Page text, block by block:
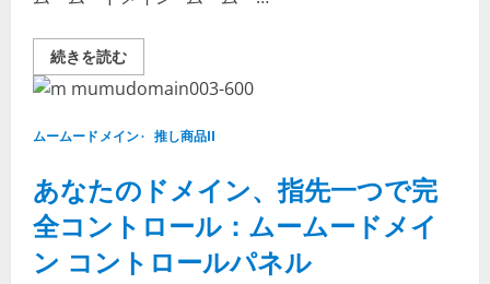
詳
し
く
読
ゼ
ン
ス
を
に
守
に
つ
て
詳
し
く
続きを読むム
ー
ム
ー
メ
イ
更
新
料：
賢
い
管
理
ムームードメイン 推し商品II
あなたのドメイン、指先一つで完
全コントロール：ムームードメイ
ン コントロールパネル